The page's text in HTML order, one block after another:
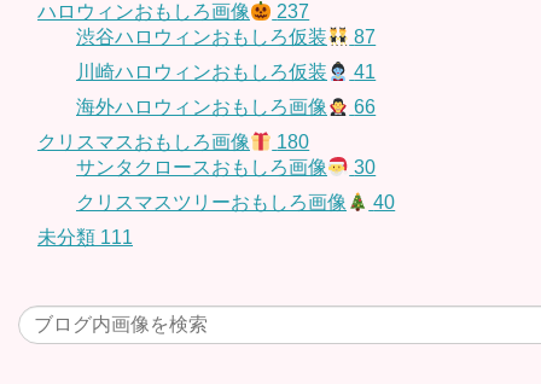
ハロウィンおもしろ画像
237
渋谷ハロウィンおもしろ仮装
87
川崎ハロウィンおもしろ仮装
41
海外ハロウィンおもしろ画像
66
クリスマスおもしろ画像
180
サンタクロースおもしろ画像
30
クリスマスツリーおもしろ画像
40
未分類 111